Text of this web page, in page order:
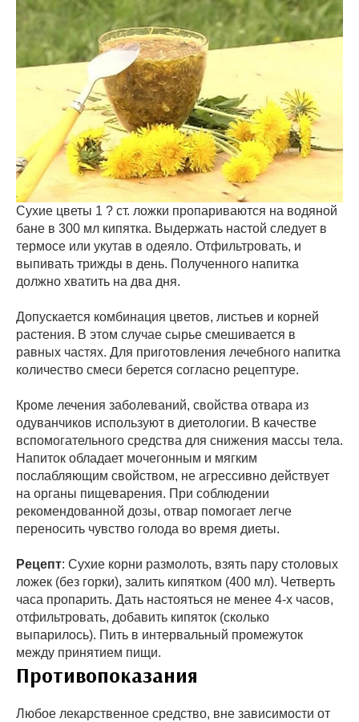
Сухие цветы 1 ? ст. ложки пропариваются на водяной
бане в 300 мл кипятка. Выдержать настой следует в
термосе или укутав в одеяло. Отфильтровать, и
выпивать трижды в день. Полученного напитка
должно хватить на два дня.
Допускается комбинация цветов, листьев и корней
растения. В этом случае сырье смешивается в
равных частях. Для приготовления лечебного напитка
количество смеси берется согласно рецептуре.
Кроме лечения заболеваний, свойства отвара из
одуванчиков используют в диетологии. В качестве
вспомогательного средства для снижения массы тела.
Напиток обладает мочегонным и мягким
послабляющим свойством, не агрессивно действует
на органы пищеварения. При соблюдении
рекомендованной дозы, отвар помогает легче
переносить чувство голода во время диеты.
Рецепт: Сухие корни размолоть, взять пару столовых
ложек (без горки), залить кипятком (400 мл). Четверть
часа пропарить. Дать настояться не менее 4-х часов,
отфильтровать, добавить кипяток (сколько
выпарилось). Пить в интервальный промежуток
между принятием пищи.
Противопоказания
Любое лекарственное средство, вне зависимости от